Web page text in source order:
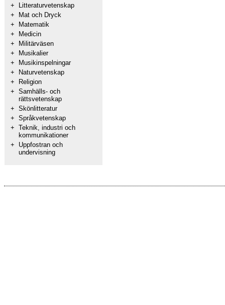
+
Litteraturvetenskap
+
Mat och Dryck
+
Matematik
+
Medicin
+
Militärväsen
+
Musikalier
+
Musikinspelningar
+
Naturvetenskap
+
Religion
+ Samhälls- och
rättsvetenskap
+ Skönlitteratur
+ Språkvetenskap
+ Teknik, industri och
kommunikationer
+
Uppfostran och
undervisning